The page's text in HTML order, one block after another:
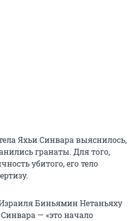
Яхьи Синвара выяснилось,
гранаты. Для того,
убитого, его тело
Биньямин Нетаньяху
— «это начало